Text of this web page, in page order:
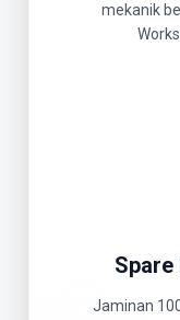
mekanik
Spare
Jaminan